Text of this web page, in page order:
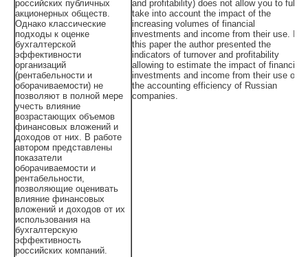
российских публичных
акционерных обществ.
Однако классические
подходы к оценке
бухгалтерской
эффективности
организаций
(рентабельности и
оборачиваемости) не
позволяют в полной мере
учесть влияние
возрастающих объемов
финансовых вложений и
доходов от них. В работе
автором представлены
показатели
оборачиваемости и
рентабельности,
позволяющие оценивать
влияние финансовых
вложений и доходов от их
использования на
бухгалтерскую
эффективность
российских компаний.
and profitability) does not allow you to fully
take into account the impact of the
increasing volumes of financial
investments and income from their use. In
this paper the author presented the
indicators of turnover and profitability
allowing to estimate the impact of financial
investments and income from their use on
the accounting efficiency of Russian
companies.